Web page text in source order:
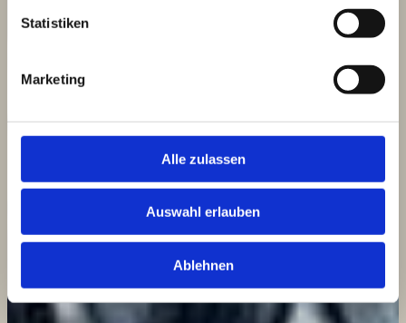
Statistiken
Marketing
Alle zulassen
Auswahl erlauben
Ablehnen